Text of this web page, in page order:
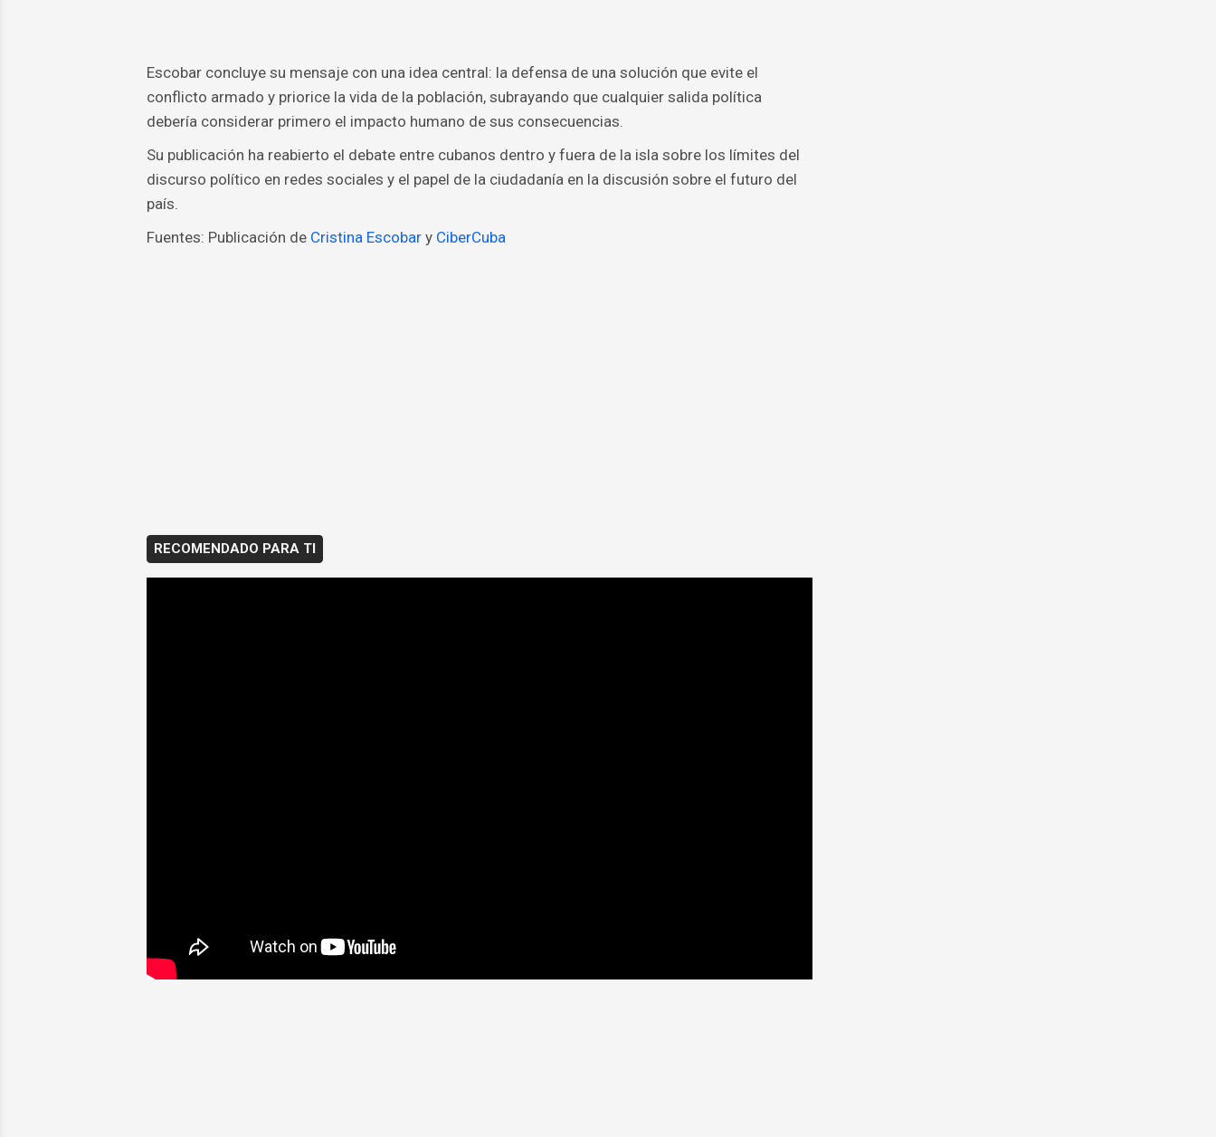
Escobar concluye su mensaje con una idea central: la defensa de una solución que evite el
conflicto armado y priorice la vida de la población, subrayando que cualquier salida política
debería considerar primero el impacto humano de sus consecuencias.
Su publicación ha reabierto el debate entre cubanos dentro y fuera de la isla sobre los límites del
discurso político en redes sociales y el papel de la ciudadanía en la discusión sobre el futuro del
país.
Fuentes: Publicación de Cristina Escobary CiberCuba
RECOMENDADO PARA TI